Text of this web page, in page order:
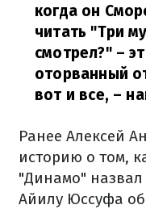
когда он
читать "Три
смотрел?" –
оторванный
вот и все, –
Ранее Алексей
историю о том,
"Динамо" назвал
Айилу Юссуфа